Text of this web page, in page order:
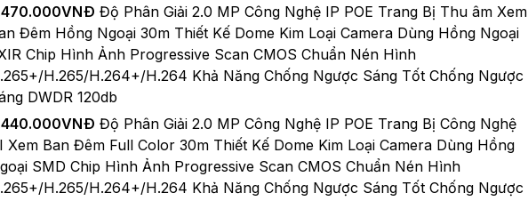
Độ Phân Giải 2.0 MP Công Nghệ IP POE Trang Bị Thu âm Xem
Đêm Hồng Ngoại 30m Thiết Kế Dome Kim Loại Camera Dùng Hồng Ngoại
Chip Hình Ảnh Progressive Scan CMOS Chuẩn Nén Hình
H.265/H.264+/H.264 Khả Năng Chống Ngược Sáng Tốt Chống Ngược
DWDR 120db
Độ Phân Giải 2.0 MP Công Nghệ IP POE Trang Bị Công Nghệ
Xem Ban Đêm Full Color 30m Thiết Kế Dome Kim Loại Camera Dùng Hồng
SMD Chip Hình Ảnh Progressive Scan CMOS Chuẩn Nén Hình
H.265/H.264+/H.264 Khả Năng Chống Ngược Sáng Tốt Chống Ngược